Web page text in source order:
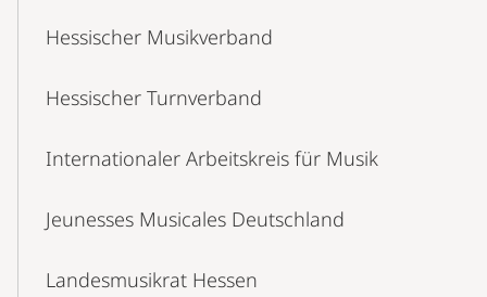
Hessischer Musikverband
Hessischer Turnverband
Internationaler Arbeitskreis für Musik
Jeunesses Musicales Deutschland
Landesmusikrat Hessen